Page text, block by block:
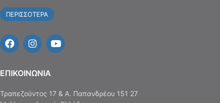
δέρματος και του τριχώματος του
ΠΕΡΙΣΣΟΤΕΡΑ
EΠΙΚΟΙΝΩΝΙΑ
Τραπεζούντος 17 & Α. Παπανδρέου 151 27